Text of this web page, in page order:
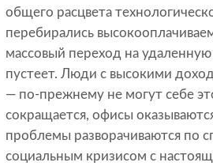
общего расцвета
перебирались
массовый переход на
пустеет. Люди с высокими
— по-прежнему не могут себе
сокращается, офисы
проблемы разворачиваются по
социальным кризисом с